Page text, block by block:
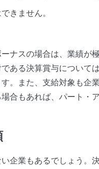
きません。
ナスの場合は、業績が
ある決算賞与について
。また、支給対象も企
合もあれば、パート・
企業もあるでしょう。